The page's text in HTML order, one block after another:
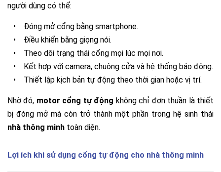
người dùng có thể:
• Đóng mở cổng bằng smartphone.
• Điều khiển bằng giọng nói.
• Theo dõi trạng thái cổng mọi lúc mọi nơi.
• Kết hợp với camera, chuông cửa và hệ thống báo động.
• Thiết lập kịch bản tự động theo thời gian hoặc vị trí.
Nhờ đó, motor cổng tự động không chỉ đơn thuần là thiết
bị đóng mở mà còn trở thành một phần trong hệ sinh thái
nhà thông minh toàn diện.
Lợi ích khi sử dụng cổng tự động cho nhà thông minh